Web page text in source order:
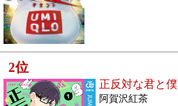
2位
正反対な君と僕
阿賀沢紅茶